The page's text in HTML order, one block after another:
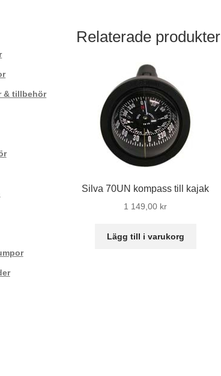
Relaterade produkter
Silva 70UN kompass till kajak
1 149,00 kr
Lägg till i varukorg
& tillbehör